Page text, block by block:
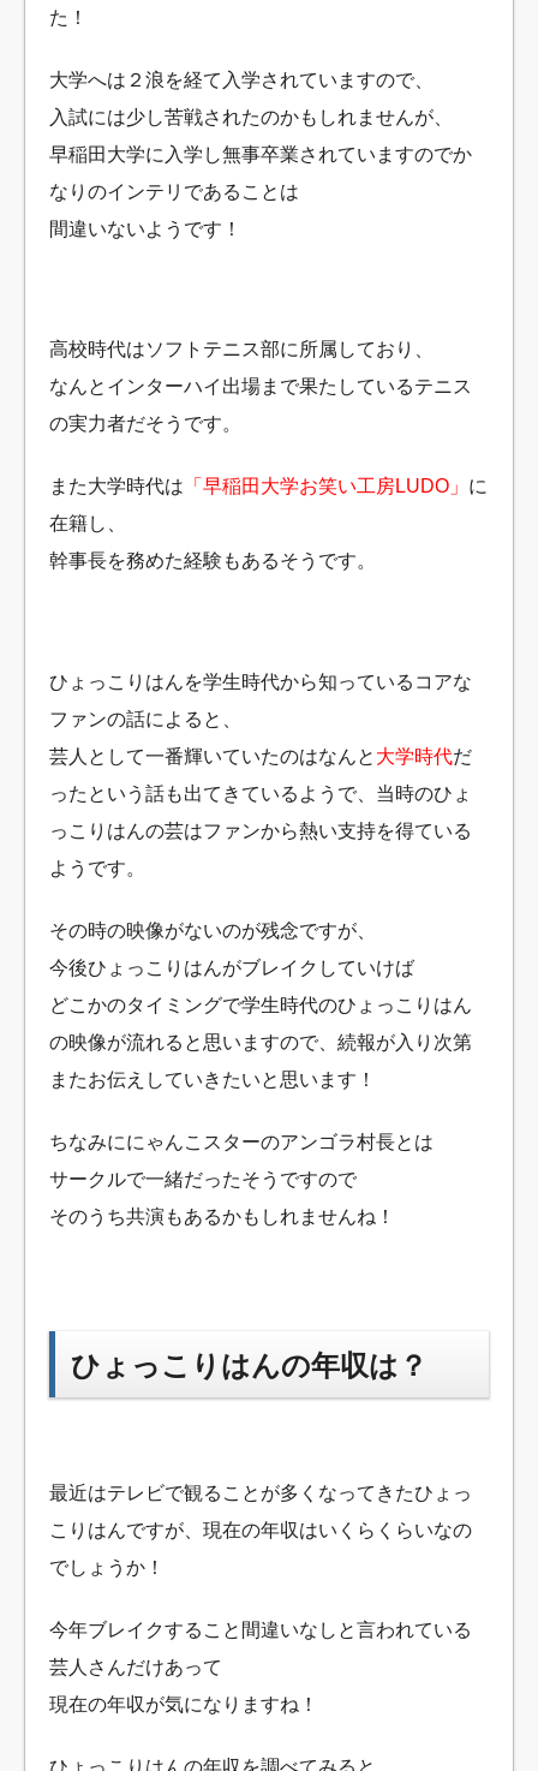
た！
大学へは２浪を経て入学されていますので、
入試には少し苦戦されたのかもしれませんが、
早稲田大学に入学し無事卒業されていますのでか
なりのインテリであることは
間違いないようです！
高校時代はソフトテニス部に所属しており、
なんとインターハイ出場まで果たしているテニス
の実力者だそうです。
また大学時代は 「早稲田大学お笑い工房LUDO」 に
在籍し、
幹事長を務めた経験もあるそうです。
ひょっこりはんを学生時代から知っているコアな
ファンの話によると、
芸人として一番輝いていたのはなんと 大学時代だ
ったという話も出てきているようで、 当時のひょ
っこりはんの芸はファンから熱い支持を得ている
ようです。
その時の映像がないのが残念ですが、
今後ひょっこりはんがブレイクしていけば
どこかのタイミングで学生時代のひょっこりはん
の映像が流れると思いますので、 続報が入り次第
またお伝えしていきたいと思います！
ちなみににゃんこスターのアンゴラ村長とは
サークルで一緒だったそうですので
そのうち共演もあるかもしれませんね！
ひょっこりはんの年収は？
最近はテレビで観ることが多くなってきたひょっ
こりはんですが、現在の年収はいくらくらいなの
でしょうか！
今年ブレイクすること間違いなしと言われている
芸人さんだけあって
現在の年収が気になりますね！